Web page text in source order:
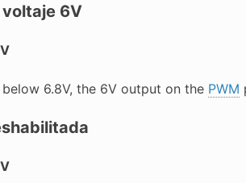
voltaje 6V
6.8V, the 6V output on the PWM